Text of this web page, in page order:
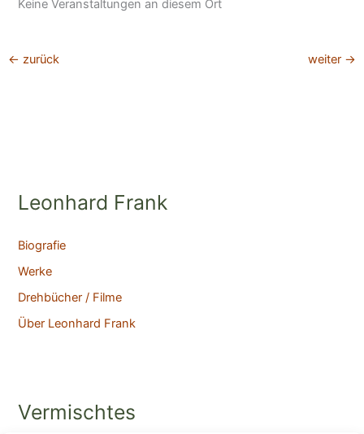
Keine Veranstaltungen an diesem Ort
← zurück weiter →
Leonhard Frank
Biografie
Werke
Drehbücher / Filme
Über Leonhard Frank
Vermischtes